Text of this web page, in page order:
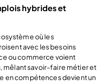
hybrides et
où les
avec les besoins
ou commerce voient
mêlant savoir-faire métier et
en compétences devient un